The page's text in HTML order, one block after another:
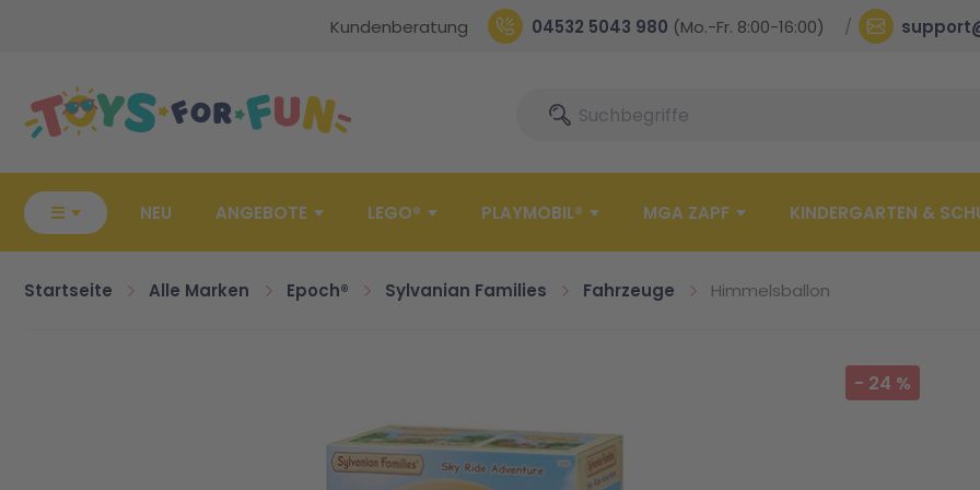
Kundenberatung 04532 5043 980 (Mo.-Fr. 8:00-16:00)
SucheSuche
☰ NEU ANGEBOTE LEGO® PLAYMOBIL® MGA ZAPF KINDERGARTEN &
Startseite Alle Marken Epoch® Sylvanian Families Fahrzeuge Himmelsballon
- 24 %